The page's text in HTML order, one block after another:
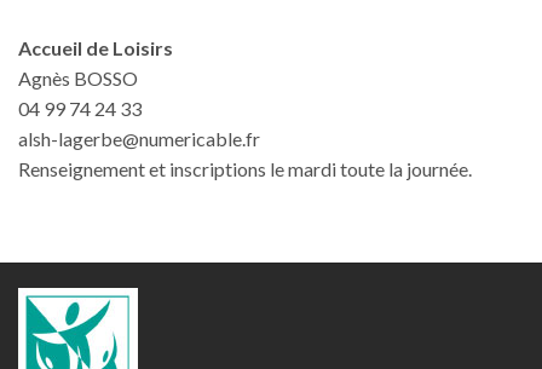
Accueil de Loisirs
Agnès BOSSO
04 99 74 24 33
alsh-lagerbe@numericable.fr
Renseignement et inscriptions le mardi toute la journée.